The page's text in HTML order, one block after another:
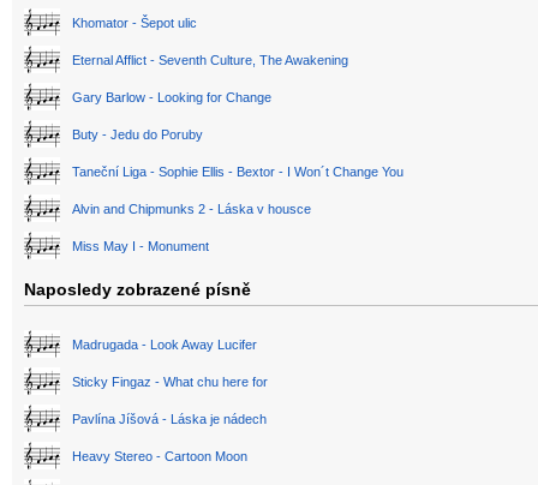
Khomator - Šepot ulic
Eternal Afflict - Seventh Culture, The Awakening
Gary Barlow - Looking for Change
Buty - Jedu do Poruby
Taneční Liga - Sophie Ellis - Bextor - I Won´t Change You
Alvin and Chipmunks 2 - Láska v housce
Miss May I - Monument
Naposledy zobrazené písně
Madrugada - Look Away Lucifer
Sticky Fingaz - What chu here for
Pavlína Jíšová - Láska je nádech
Heavy Stereo - Cartoon Moon